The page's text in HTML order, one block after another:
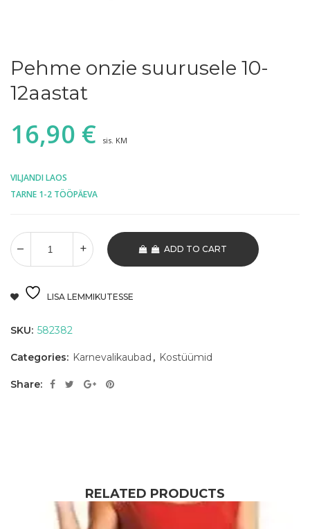
Pehme onzie suurusele 10-
12aastat
16,90 € sis. KM
VILJANDI LAOS
TARNE 1-2 TÖÖPÄEVA
ADD TO CART
LISA LEMMIKUTESSE
SKU: 582382
Categories: Karnevalikaubad , Kostüümid
Share:
RELATED PRODUCTS